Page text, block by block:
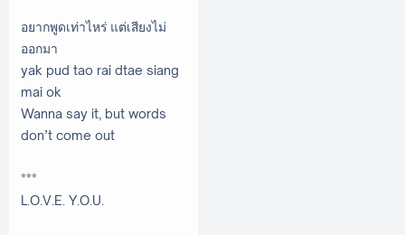
อยากพูดเท่าไหร่ แต่เสียงไม่
ออกมา
yak pud tao rai dtae siang
mai ok
Wanna say it, but words
don’t come out
***
L.O.V.E. Y.O.U.